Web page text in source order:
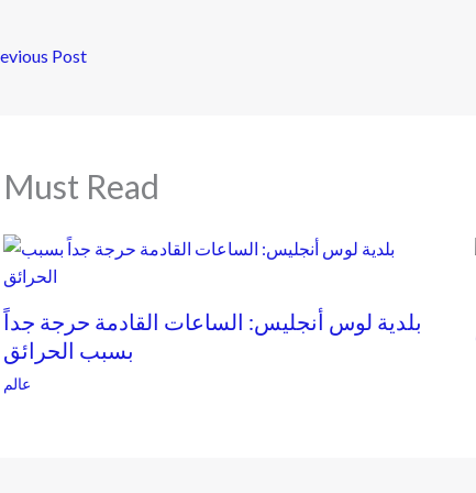
Post
Must Read
بلدية لوس أنجليس: الساعات القادمة حرجة جداً
بسبب الحرائق
عالم